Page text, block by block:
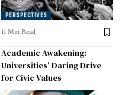
PERSPECTIVES
11 Min Read
Academic Awakening:
Universities’ Daring Drive
for Civic Values